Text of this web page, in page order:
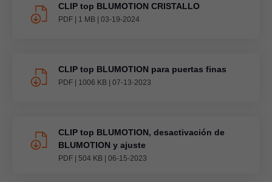
CLIP top BLUMOTION CRISTALLO
PDF 1 MB 03-19-2024
CLIP top BLUMOTION para puertas finas
PDF 1006 KB 07-13-2023
CLIP top BLUMOTION, desactivación de
BLUMOTION y ajuste
PDF 504 KB 06-15-2023